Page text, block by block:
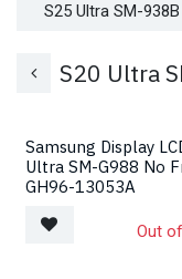
S25 Ultra SM-938B
S20 Ultra
Samsung Display
Ultra SM-G988 No
GH96-13053A
Out